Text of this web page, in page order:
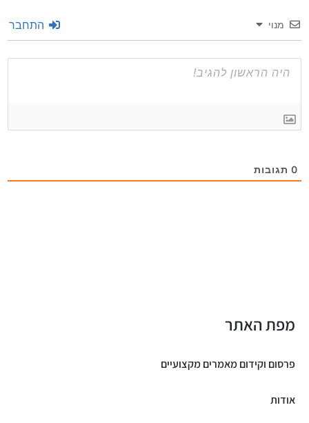
מנוי התחבר
0תגובות
מפת האתר
פרסום וקידום מאמרים מקצועיים
אודות